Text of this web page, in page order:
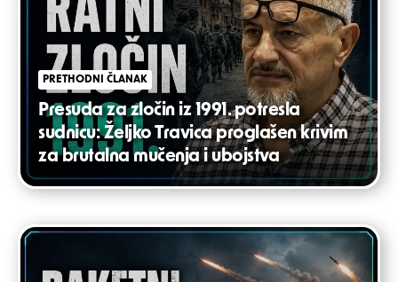
PRETHODNI ČLANAK
Presuda za zločin iz 1991. potresla
sudnicu: Željko Travica proglašen krivim
za brutalna mučenja i ubojstva